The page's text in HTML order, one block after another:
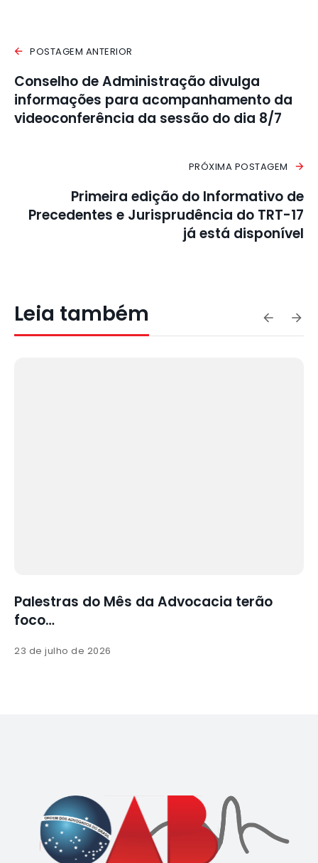
POSTAGEM ANTERIOR
Conselho de Administração divulga
informações para acompanhamento da
videoconferência da sessão do dia 8/7
PRÓXIMA POSTAGEM
Primeira edição do Informativo de
Precedentes e Jurisprudência do TRT-17
já está disponível
Leia também
Palestras do Mês da Advocacia terão
foco…
23 de julho de 2026